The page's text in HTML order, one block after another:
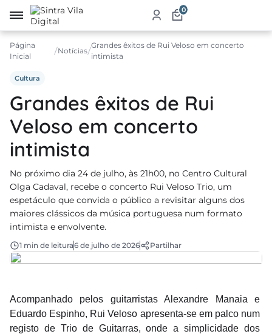
0
Página
Inicial
Notícias
Grandes êxitos de Rui Veloso em concerto
intimista
Cultura
Grandes êxitos de Rui
Veloso em concerto
intimista
No próximo dia 24 de julho, às 21h00, no Centro Cultural
Olga Cadaval, recebe o concerto Rui Veloso Trio, um
espetáculo que convida o público a revisitar alguns dos
maiores clássicos da música portuguesa num formato
intimista e envolvente.
1 min de leitura6 de julho de 2026 Partilhar
Acompanhado pelos guitarristas Alexandre Manaia e
Eduardo Espinho, Rui Veloso apresenta-se em palco num
registo de Trio de Guitarras, onde a simplicidade dos